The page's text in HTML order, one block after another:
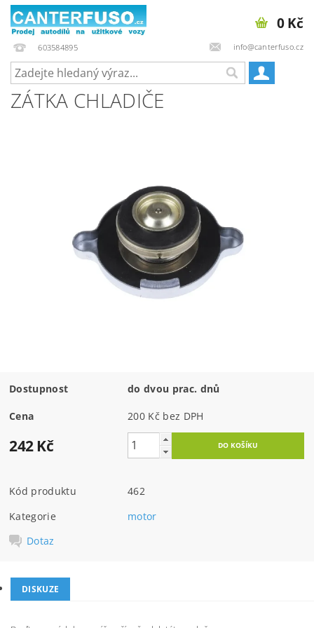
603584895 info@canterfuso.cz
0 Kč
ZÁTKA CHLADIČE
Dostupnost do dvou prac. dnů
Cena 200 Kč bez DPH
242 Kč
Kód produktu
462
Kategorie
motor
Dotaz
DISKUZE